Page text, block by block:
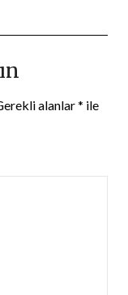
alanlar* ile